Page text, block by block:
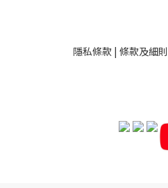
隱私條款 | 條款及細則